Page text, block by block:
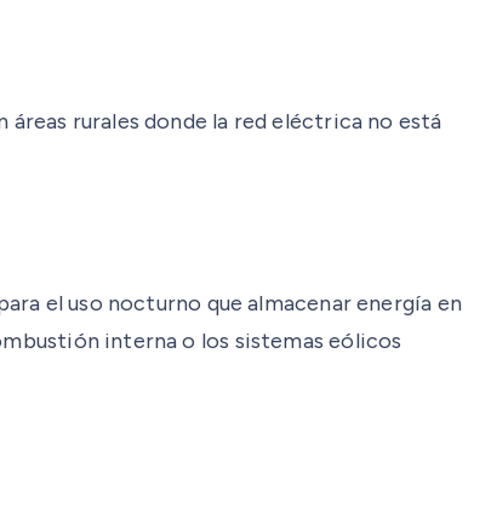
rurales donde la red eléctrica no está
el uso nocturno que almacenar energía en
interna o los sistemas eólicos